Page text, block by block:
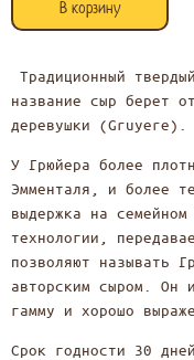
В корзину
Традиционный
название сыр берет
деревушки (Gruyere).
У Грюйера более
Эмменталя, и более
выдержка на
технологии,
позволяют называть
авторским сыром. Он
гамму и хорошо
Срок годности 30